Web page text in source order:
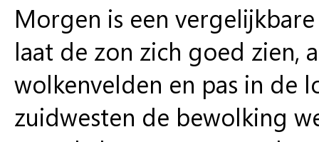
Morgen is een
laat de zon zich goed zien,
wolkenvelden en pas in de
zuidwesten de bewolking